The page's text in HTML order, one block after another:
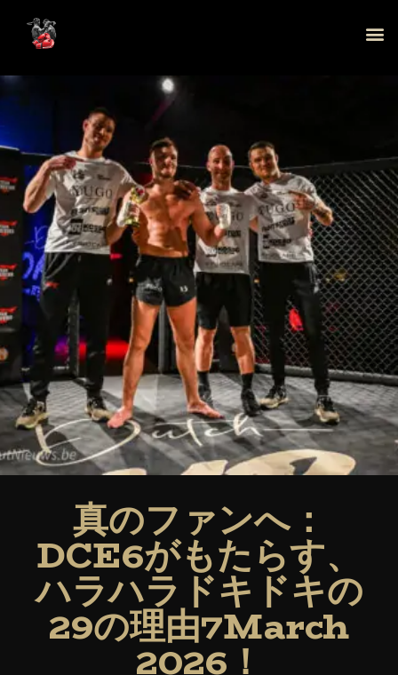
真のファンへ：
DCE6がもたらす、
ハラハラドキドキの
29の理由7March
2026！